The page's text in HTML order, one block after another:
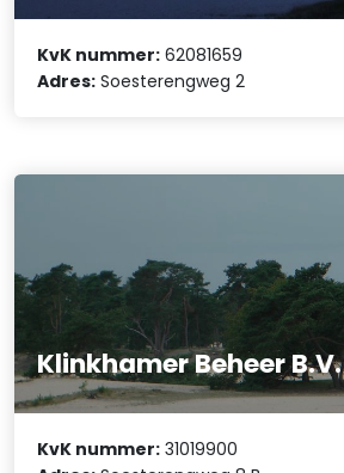
KvK nummer: 62081659
Adres: Soesterengweg 2
Klinkhamer Beheer B.V.
KvK nummer: 31019900